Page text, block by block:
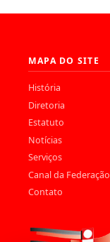
MAPA DO SITE
História
Diretoria
Estatuto
Notícias
Serviços
Canal da Federação
Contato